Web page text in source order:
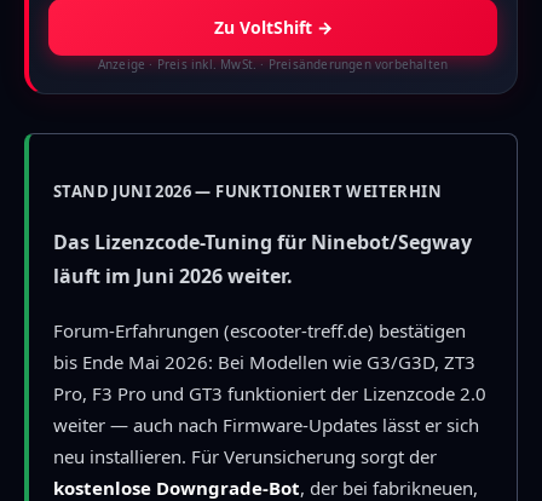
Zu VoltShift→
Anzeige· Preis inkl. MwSt. · Preisänderungen vorbehalten
STAND JUNI 2026 — FUNKTIONIERT WEITERHIN
Das Lizenzcode-Tuning für Ninebot/Segway
läuft im Juni 2026 weiter.
Forum-Erfahrungen (escooter-treff.de) bestätigen
bis Ende Mai 2026: Bei Modellen wie G3/G3D, ZT3
Pro, F3 Pro und GT3 funktioniert der Lizenzcode 2.0
weiter — auch nach Firmware-Updates lässt er sich
neu installieren. Für Verunsicherung sorgt der
kostenlose Downgrade-Bot, der bei fabrikneuen,